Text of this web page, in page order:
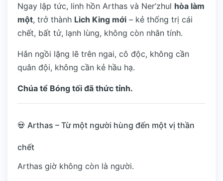
Ngay lập tức, linh hồn Arthas và Ner’zhul hòa làm
một, trở thành Lich King mới – kẻ thống trị cái
chết, bất tử, lạnh lùng, không còn nhân tính.
Hắn ngồi lặng lẽ trên ngai, cô độc, không cần
quân đội, không cần kẻ hầu hạ.
Chúa tể Bóng tối đã thức tỉnh.
💀 Arthas – Từ một người hùng đến một vị thần
chết
Arthas giờ không còn là người.